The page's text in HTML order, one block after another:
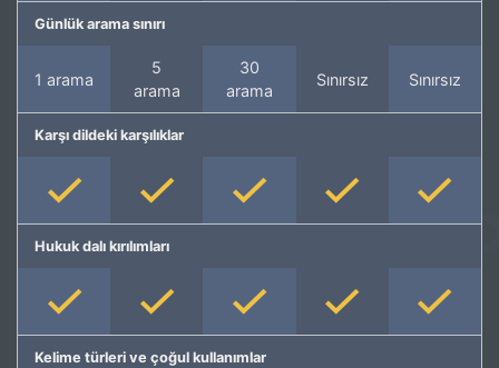
Günlük arama sınırı
1 arama
5
arama
30
arama
Sınırsız Sınırsız
Karşı dildeki karşılıklar
Hukuk dalı kırılımları
Kelime türleri ve çoğul kullanımlar